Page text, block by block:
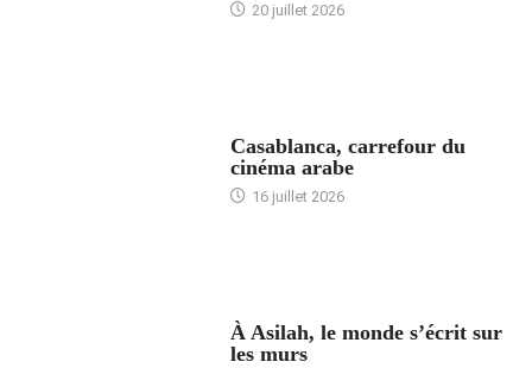
20 juillet 2026
Casablanca, carrefour du
cinéma arabe
16 juillet 2026
À Asilah, le monde s’écrit sur
les murs